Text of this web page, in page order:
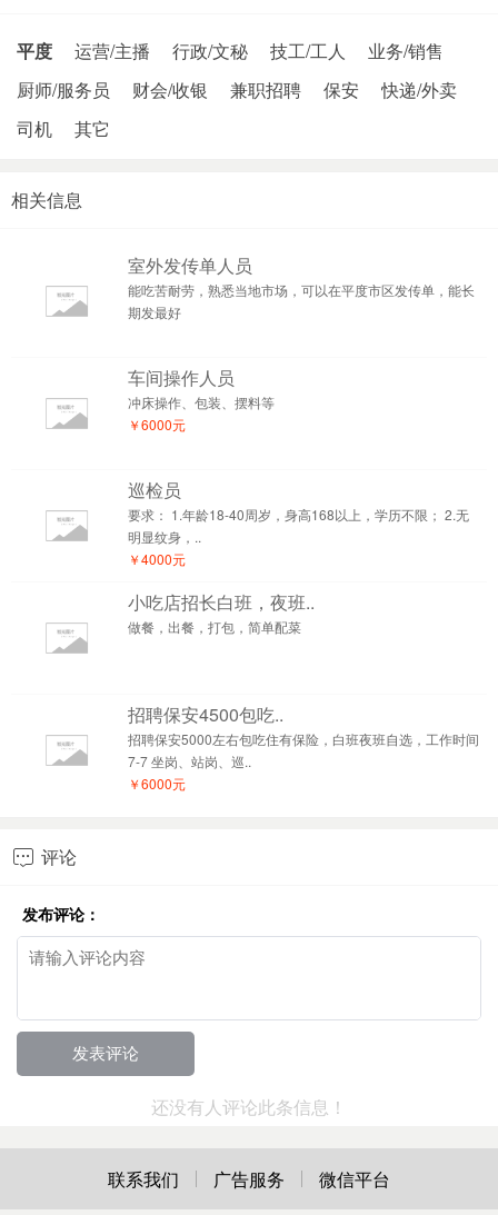
平度 运营/主播 行政/文秘 技工/工人
业务/销售
厨师/服务员
财会/收银 兼职招聘 保安
快递/外卖
司机
其它
相关信息
室外发传单人员
能吃苦耐劳，熟悉当地市场，可以在平度市区发传单，能长
期发最好
车间操作人员
冲床操作、包装、摆料等
￥6000元
巡检员
要求： 1.年龄18-40周岁，身高168以上，学历不限； 2.无
明显纹身，..
￥4000元
小吃店招长白班，夜班..
做餐，出餐，打包，简单配菜
招聘保安4500包吃..
招聘保安5000左右包吃住有保险，白班夜班自选，工作时间
7-7 坐岗、站岗、巡..
￥6000元
 评论
发布评论：
还没有人评论此条信息！
联系我们 广告服务 微信平台